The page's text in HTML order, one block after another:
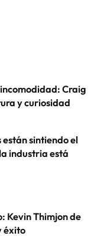
Craig
y curiosidad
están sintiendo el
industria está
Kevin Thimjon de
éxito